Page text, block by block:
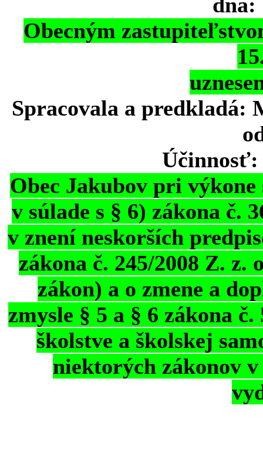
Obecným
Spracovala a predkladá:
Účinnosť:
Obec Jakubov pri
v súlade s § 6) zákona č.
v znení neskorších
zákona č. 245/2008 Z. z.
zákon) a o zmene a
zmysle § 5 a § 6 zákona
školstve a školskej
niektorých zákonov